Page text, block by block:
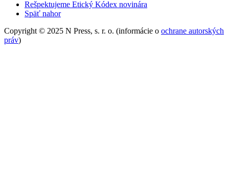
Rešpektujeme Etický Kódex novinára
Späť nahor
Copyright © 2025 N Press, s. r. o. (informácie o ochrane autorských
práv)